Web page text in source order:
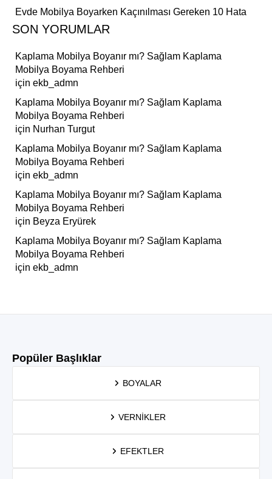
Evde Mobilya Boyarken Kaçınılması Gereken 10 Hata
SON YORUMLAR
Kaplama Mobilya Boyanır mı? Sağlam Kaplama
Mobilya Boyama Rehberi
için ekb_admn
Kaplama Mobilya Boyanır mı? Sağlam Kaplama
Mobilya Boyama Rehberi
için Nurhan Turgut
Kaplama Mobilya Boyanır mı? Sağlam Kaplama
Mobilya Boyama Rehberi
için ekb_admn
Kaplama Mobilya Boyanır mı? Sağlam Kaplama
Mobilya Boyama Rehberi
için Beyza Eryürek
Kaplama Mobilya Boyanır mı? Sağlam Kaplama
Mobilya Boyama Rehberi
için ekb_admn
Popüler Başlıklar
BOYALAR
VERNIKLER
EFEKTLER